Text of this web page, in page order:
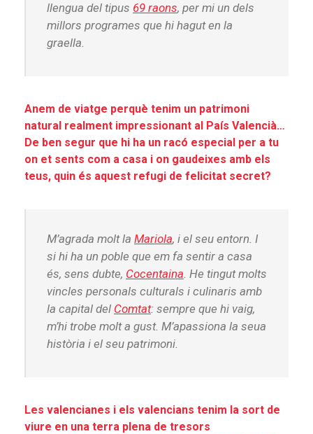
llengua del tipus 69 raons, per mi un dels
millors programes que hi hagut en la
graella.
Anem de viatge perquè tenim un patrimoni
natural realment impressionant al País Valencià…
De ben segur que hi ha un racó especial per a tu
on et sents com a casa i on gaudeixes amb els
teus, quin és aquest refugi de felicitat secret?
M’agrada molt la Mariola, i el seu entorn. I
si hi ha un poble que em fa sentir a casa
és, sens dubte, Cocentaina. He tingut molts
vincles personals culturals i culinaris amb
la capital del Comtat: sempre que hi vaig,
m’hi trobe molt a gust. M’apassiona la seua
història i el seu patrimoni.
Les valencianes i els valencians tenim la sort de
viure en una terra plena de tresors